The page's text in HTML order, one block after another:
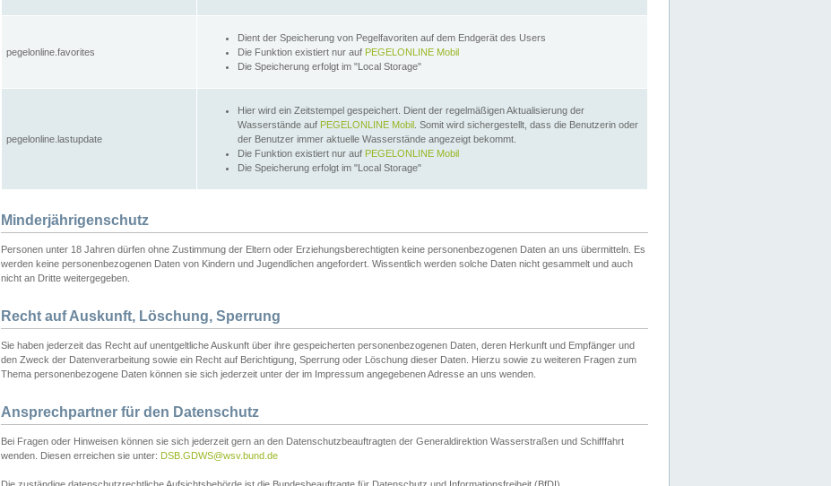
pegelonline.favorites
Dient der Speicherung von Pegelfavoriten auf dem Endgerät des Users
Die Funktion existiert nur auf PEGELONLINE Mobil
Die Speicherung erfolgt im "Local Storage"
pegelonline.lastupdate
Hier wird ein Zeitstempel gespeichert. Dient der regelmäßigen Aktualisierung der
Wasserstände auf PEGELONLINE Mobil . Somit wird sichergestellt, dass die Benutzerin oder
der Benutzer immer aktuelle Wasserstände angezeigt bekommt.
Die Funktion existiert nur auf PEGELONLINE Mobil
Die Speicherung erfolgt im "Local Storage"
Minderjährigenschutz
Personen unter 18 Jahren dürfen ohne Zustimmung der Eltern oder Erziehungsberechtigten keine personenbezogenen Daten an uns übermitteln. Es
werden keine personenbezogenen Daten von Kindern und Jugendlichen angefordert. Wissentlich werden solche Daten nicht gesammelt und auch
nicht an Dritte weitergegeben.
Recht auf Auskunft, Löschung, Sperrung
Sie haben jederzeit das Recht auf unentgeltliche Auskunft über ihre gespeicherten personenbezogenen Daten, deren Herkunft und Empfänger und
den Zweck der Datenverarbeitung sowie ein Recht auf Berichtigung, Sperrung oder Löschung dieser Daten. Hierzu sowie zu weiteren Fragen zum
Thema personenbezogene Daten können sie sich jederzeit unter der im Impressum angegebenen Adresse an uns wenden.
Ansprechpartner für den Datenschutz
Bei Fragen oder Hinweisen können sie sich jederzeit gern an den Datenschutzbeauftragten der Generaldirektion Wasserstraßen und Schifffahrt
wenden. Diesen erreichen sie unter: DSB.GDWS@wsv.bund.de